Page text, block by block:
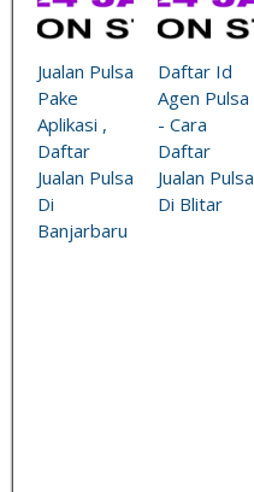
Jualan Pulsa
Pake
Aplikasi ,
Daftar
Jualan Pulsa
Di
Banjarbaru
Daftar Id
Agen Pulsa
- Cara
Daftar
Jualan Pulsa
Di Blitar